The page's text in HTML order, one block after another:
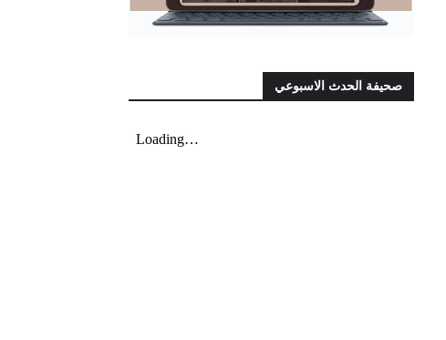
صحيفة الحدث الاسبوعي